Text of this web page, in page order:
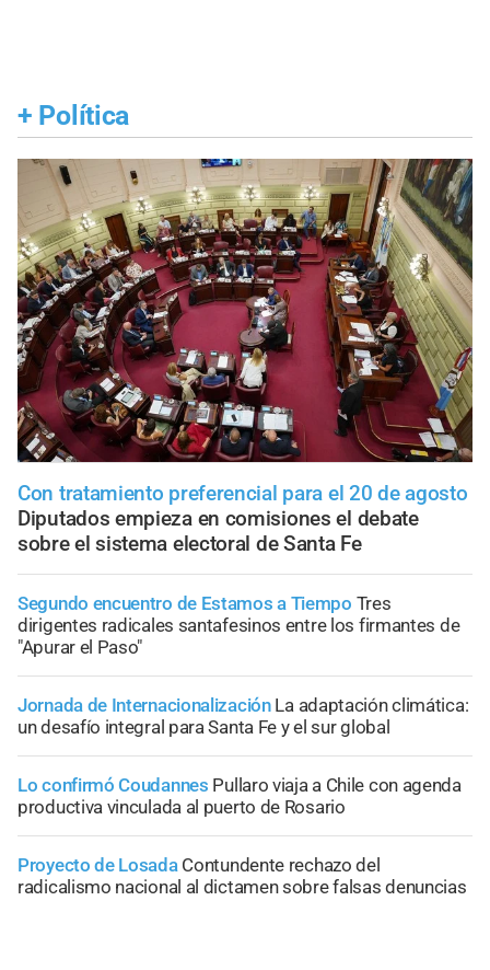
+ Política
Con tratamiento preferencial para el 20 de agosto
Diputados empieza en comisiones el debate
sobre el sistema electoral de Santa Fe
Segundo encuentro de Estamos a Tiempo Tres
dirigentes radicales santafesinos entre los firmantes de
"Apurar el Paso"
Jornada de Internacionalización La adaptación climática:
un desafío integral para Santa Fe y el sur global
Lo confirmó Coudannes Pullaro viaja a Chile con agenda
productiva vinculada al puerto de Rosario
Proyecto de Losada Contundente rechazo del
radicalismo nacional al dictamen sobre falsas denuncias